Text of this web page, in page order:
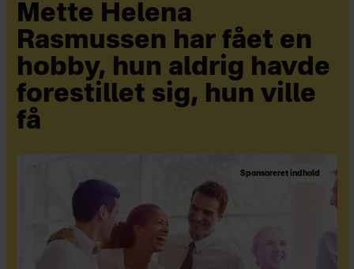
Mette Helena
Rasmussen har fået en
hobby, hun aldrig havde
forestillet sig, hun ville
få
Sponsoreret indhold